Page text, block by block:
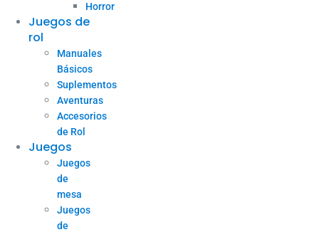
Horror
Juegos de
rol
Manuales
Básicos
Suplementos
Aventuras
Accesorios
de Rol
Juegos
Juegos
de
mesa
Juegos
de